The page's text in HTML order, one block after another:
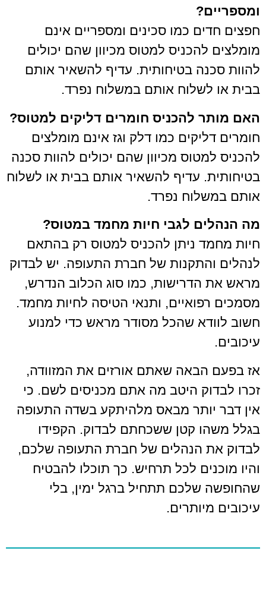
ומספריים?
חפצים חדים כמו סכינים ומספריים אינם
מומלצים להכניס למטוס מכיוון שהם יכולים
להוות סכנה בטיחותית. עדיף להשאיר אותם
בבית או לשלוח אותם במשלוח נפרד.
האם מותר להכניס חומרים דליקים למטוס?
חומרים דליקים כמו דלק וגז אינם מומלצים
להכניס למטוס מכיוון שהם יכולים להוות סכנה
בטיחותית. עדיף להשאיר אותם בבית או לשלוח
אותם במשלוח נפרד.
מה הנהלים לגבי חיות מחמד במטוס?
חיות מחמד ניתן להכניס למטוס רק בהתאם
לנהלים והתקנות של חברת התעופה. יש לבדוק
מראש את הדרישות, כמו סוג הכלוב הנדרש,
מסמכים רפואיים, ותנאי הטיסה לחיות מחמד.
חשוב לוודא שהכל מסודר מראש כדי למנוע
עיכובים.
אז בפעם הבאה שאתם אורזים את המזוודה,
זכרו לבדוק היטב מה אתם מכניסים לשם. כי
אין דבר יותר מבאס מלהיתקע בשדה התעופה
בגלל משהו קטן ששכחתם לבדוק. הקפידו
לבדוק את הנהלים של חברת התעופה שלכם,
והיו מוכנים לכל תרחיש. כך תוכלו להבטיח
שהחופשה שלכם תתחיל ברגל ימין, בלי
עיכובים מיותרים.